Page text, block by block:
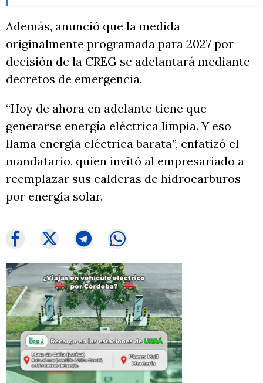
Además, anunció que la medida
originalmente programada para 2027 por
decisión de la CREG se adelantará mediante
decretos de emergencia.
“Hoy de ahora en adelante tiene que
generarse energía eléctrica limpia. Y eso
llama energía eléctrica barata”, enfatizó el
mandatario, quien invitó al empresariado a
reemplazar sus calderas de hidrocarburos
por energía solar.